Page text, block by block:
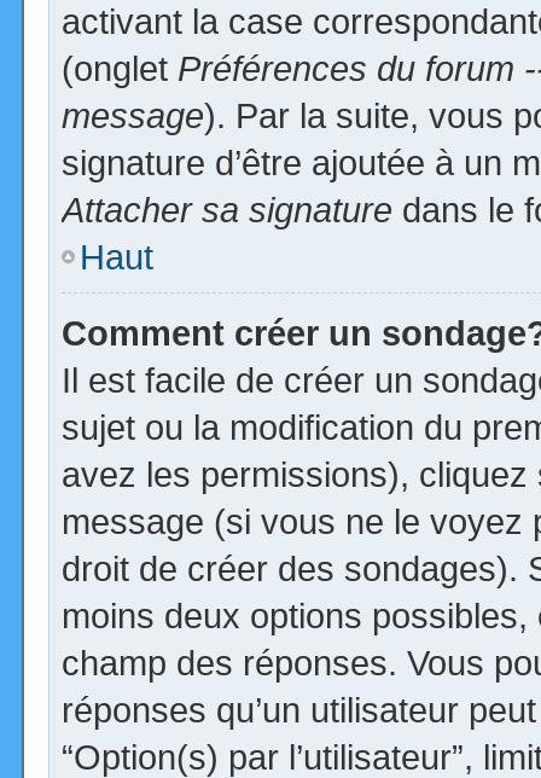
activant la case
(onglet Préférences du forum
message). Par la suite, vous
signature d’être ajoutée à un
Attacher sa signature dans le
Haut
Comment créer un
Il est facile de créer un
sujet ou la modification du
avez les permissions), cliquez
message (si vous ne le voyez
droit de créer des sondages).
moins deux options
champ des réponses. Vous
réponses qu’un utilisateur
“Option(s) par l’utilisateur”,